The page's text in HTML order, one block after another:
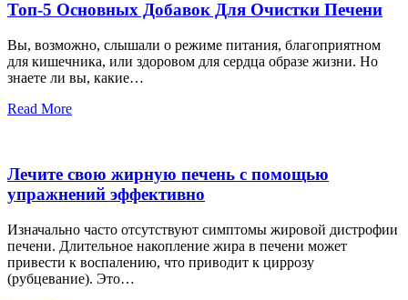
Топ-5 Основных Добавок Для Очистки Печени
Вы, возможно, слышали о режиме питания, благоприятном
для кишечника, или здоровом для сердца образе жизни. Но
знаете ли вы, какие…
Read More
Лечите свою жирную печень с помощью
упражнений эффективно
Изначально часто отсутствуют симптомы жировой дистрофии
печени. Длительное накопление жира в печени может
привести к воспалению, что приводит к циррозу
(рубцевание). Это…